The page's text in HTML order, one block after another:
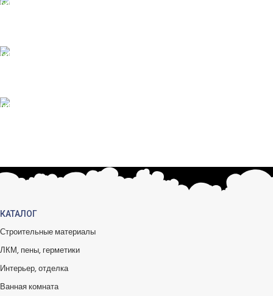
КАТАЛОГ
Строительные материалы
ЛКМ, пены, герметики
Интерьер, отделка
Ванная комната